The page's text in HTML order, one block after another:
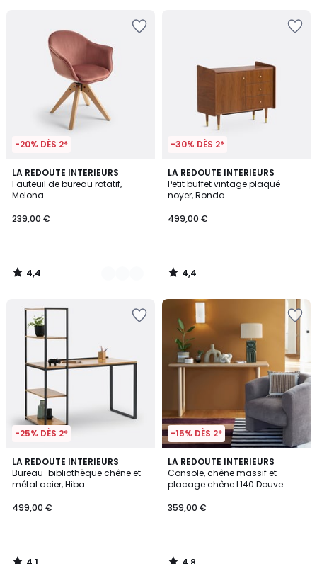
-20% DÈS 2*
LA REDOUTE INTERIEURS
Fauteuil de bureau rotatif,
Melona
239,00 €
4,4
/ 5
4
Couleurs
4,4
/
-30% DÈS 2*
LA REDOUTE INTERIEURS
Petit buffet vintage plaqué
noyer, Ronda
499,00 €
4,4
/ 5
4,4
/
-25% DÈS 2*
LA REDOUTE INTERIEURS
Bureau-bibliothèque chêne et
métal acier, Hiba
499,00 €
4,1
/ 5
-15% DÈS 2*
LA REDOUTE INTERIEURS
Console, chêne massif et
placage chêne L140 Douve
359,00 €
4,8
/ 5